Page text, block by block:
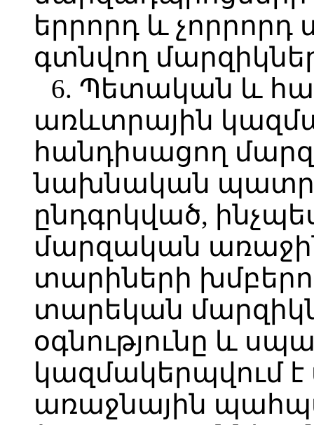
երրորդ և
գտնվող
6. Պետական և
առևտրային
հանդիսացող
նախնական
ընդգրկված,
մարզական
տարիների
տարեկան
օգնությունը և
կազմակերպվում է
առաջնային